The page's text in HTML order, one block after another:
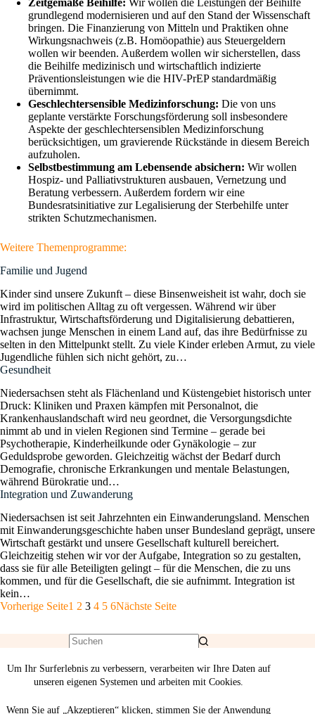
Um Ihr Surferlebnis zu verbessern, verarbeiten wir Ihre Daten auf
unseren eigenen Systemen und arbeiten mit Cookies.
Wenn Sie auf „Akzeptieren“ klicken, stimmen Sie der Anwendung
Zeitgemäße Beihilfe: Wir wollen die Leistungen der Beihilfe
grundlegend modernisieren und auf den Stand der Wissenschaft
bringen. Die Finanzierung von Mitteln und Praktiken ohne
Wirkungsnachweis (z.B. Homöopathie) aus Steuergeldern
wollen wir beenden. Außerdem wollen wir sicherstellen, dass
die Beihilfe medizinisch und wirtschaftlich indizierte
Präventionsleistungen wie die HIV-PrEP standardmäßig
übernimmt.
Geschlechtersensible Medizinforschung: Die von uns
geplante verstärkte Forschungsförderung soll insbesondere
Aspekte der geschlechtersensiblen Medizinforschung
berücksichtigen, um gravierende Rückstände in diesem Bereich
aufzuholen.
Selbstbestimmung am Lebensende absichern: Wir wollen
Hospiz- und Palliativstrukturen ausbauen, Vernetzung und
Beratung verbessern. Außerdem fordern wir eine
Bundesratsinitiative zur Legalisierung der Sterbehilfe unter
strikten Schutzmechanismen.
Weitere Themenprogramme:
Familie und Jugend
Kinder sind unsere Zukunft – diese Binsenweisheit ist wahr, doch sie
wird im politischen Alltag zu oft vergessen. Während wir über
Infrastruktur, Wirtschaftsförderung und Digitalisierung debattieren,
wachsen junge Menschen in einem Land auf, das ihre Bedürfnisse zu
selten in den Mittelpunkt stellt. Zu viele Kinder erleben Armut, zu viele
Jugendliche fühlen sich nicht gehört, zu…
Gesundheit
Niedersachsen steht als Flächenland und Küstengebiet historisch unter
Druck: Kliniken und Praxen kämpfen mit Personalnot, die
Krankenhauslandschaft wird neu geordnet, die Versorgungsdichte
nimmt ab und in vielen Regionen sind Termine – gerade bei
Psychotherapie, Kinderheilkunde oder Gynäkologie – zur
Geduldsprobe geworden. Gleichzeitig wächst der Bedarf durch
Demografie, chronische Erkrankungen und mentale Belastungen,
während Bürokratie und…
Integration und Zuwanderung
Niedersachsen ist seit Jahrzehnten ein Einwanderungsland. Menschen
mit Einwanderungsgeschichte haben unser Bundesland geprägt, unsere
Wirtschaft gestärkt und unsere Gesellschaft kulturell bereichert.
Gleichzeitig stehen wir vor der Aufgabe, Integration so zu gestalten,
dass sie für alle Beteiligten gelingt – für die Menschen, die zu uns
kommen, und für die Gesellschaft, die sie aufnimmt. Integration ist
kein…
Vorherige Seite1 2 3 4 5 6Nächste Seite